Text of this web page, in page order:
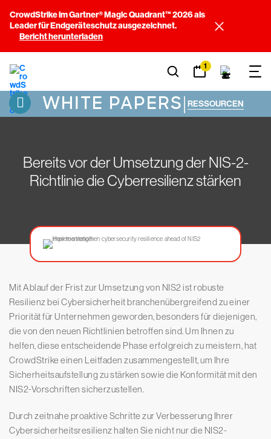
CrowdStrike im Gartner® Magic Quadrant™ 2026 als
Leader für Endgeräteschutz ausgezeichnet.
Bericht herunterladen
1
WHITE PAPERS| RESSOURCEN
Bereits vor der Umsetzung der NIS-2-
Richtlinie die Cyberresilienz stärken
Mit Ablauf der Frist zur Umsetzung von NIS2 ist robuste
Resilienz bei Cybersicherheit branchenübergreifend zu einer
Priorität für Unternehmen geworden, besonders für diejenigen,
die von den neuen Richtlinien betroffen sind. Um Ihnen zu
helfen, diese entscheidende Phase erfolgreich zu meistern, hat
CrowdStrike einen Leitfaden zusammengestellt, um Ihre
Sicherheitsaufstellung zu stärken sowie die Konformität mit den
NIS2-Vorschriften sicherzustellen.
Durch zeitnahe proaktive Schritte zur Verbesserung Ihrer
Cybersicherheitsresilienz halten Sie nicht nur die NIS2-